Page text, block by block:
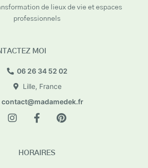
de lieux de vie et espaces
professionnels
MOI
06 26 34 52 02
Lille, France
contact@madamedek.fr
HORAIRES